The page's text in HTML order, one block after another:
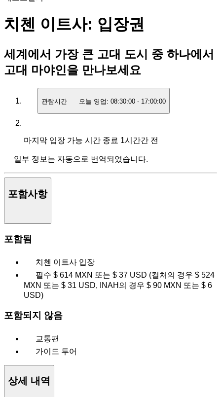
치첸 이트사: 입장권
세계에서 가장 큰 고대 도시 중 하나에서
고대 마야인을 만나보세요
관람시간 오늘 영업: 08:30:00 - 17:00:00
마지막 입장 가능 시간 종료 1시간간 전
일부 정보는 자동으로 번역되었습니다.
포함사항
포함됨
치첸 이트사 입장
필수 $ 614 MXN 또는 $ 37 USD (컬처의 경우 $ 524
MXN 또는 $ 31 USD, INAH의 경우 $ 90 MXN 또는 $ 6
USD)
포함되지 않음
교통편
가이드 투어
상세 내역